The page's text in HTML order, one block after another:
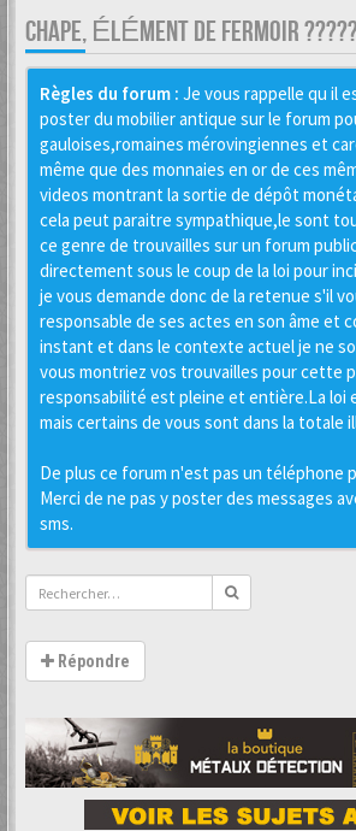
CHAPE, ÉLÉMENT DE FERMOIR ?????
Règles du forum : Je vous rappelle qu il
poster du mobilier antique sur le forum
gauloises,romaines mérovingiennes et
même que des monnaies en or de ces
videos montrant la sortie de dépôt
cela peut paraitre sympathique,le sont
ce genre de trouvailles sur un forum
directement sous le coup de la loi pour
je vous demande donc de la retenue s'il
responsable de ses actes en son âme et
instant et dans le contexte actuel je ne
vous montriez vos trouvailles pour cette
responsabilité est pleine et entière.La loi
mais certains de vous sont dans la totale
De plus ce forum n'est pas un téléphone
Merci de ne pas y poster des messages
sms.
Répondre